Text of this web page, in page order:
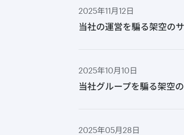
2025年11月12日
当社の運営を騙る架空の
2025年10月10日
当社グループを騙る架空
2025年05月28日